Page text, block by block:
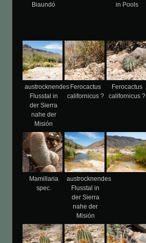
Biaundó
in Pools
austrocknendes
Flusstal in
der Sierra
nahe der
Misión
Ferocactus
californicus ?
Ferocactus
californicus ?
Mamillaria
spec.
austrocknendes
Flusstal in
der Sierra
nahe der
Misión